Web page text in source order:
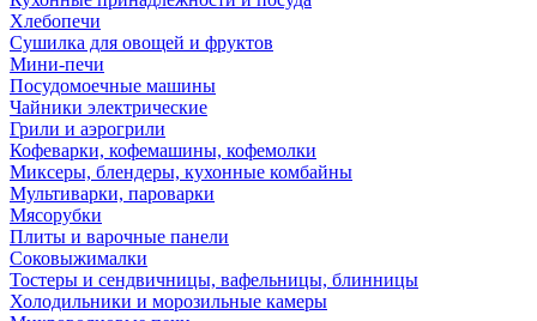
Хлебопечи
Сушилка для овощей и фруктов
Мини-печи
Посудомоечные машины
Чайники электрические
Грили и аэрогрили
Кофеварки, кофемашины, кофемолки
Миксеры, блендеры, кухонные комбайны
Мультиварки, пароварки
Мясорубки
Плиты и варочные панели
Соковыжималки
Тостеры и сендвичницы, вафельницы, блинницы
Холодильники и морозильные камеры